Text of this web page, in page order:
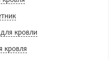
кровли
кровля